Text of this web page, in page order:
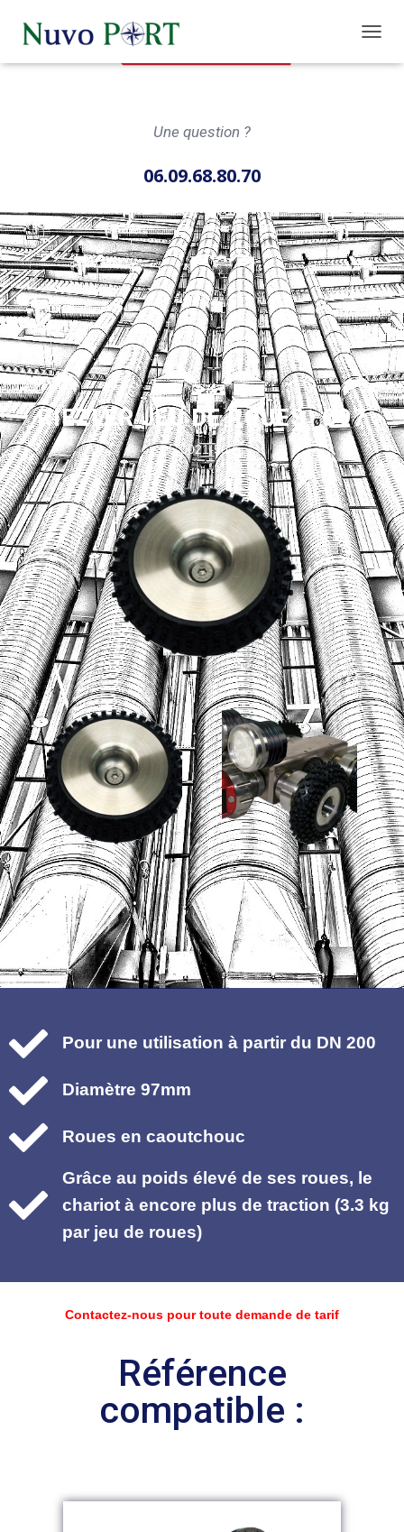
U
M
E
R
L
A
N
A
V
I
G
A
T
I
O
N
Une question ?
06.09.68.80.70
RIEZLER JEU DE ROUESØØ97
5-0021-502
Pour une utilisation à partir du DN 200
Diamètre 97mm
Roues en caoutchouc
Grâce au poids élevé de ses roues, le
chariot à encore plus de traction (3.3 kg
par jeu de roues)
Contactez-nous pour toute demande de tarif
Référence
compatible :